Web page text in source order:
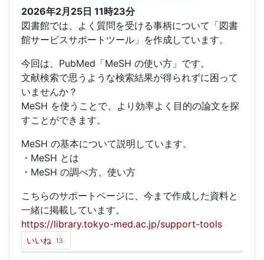
2026年2月25日 11時23分
図書館では、よく質問を受ける事柄について「図書
館サービスサポートツール」を作成しています。
今回は、PubMed「MeSH の使い方」です。
文献検索で思うような検索結果が得られずに困って
いませんか？
MeSH を使うことで、より効率よく目的の論文を探
すことができます。
MeSH の基本について説明しています。
・MeSH とは
・MeSH の調べ方、使い方
こちらのサポートページに、今まで作成した資料と
一緒に掲載しています。
https://library.tokyo-med.ac.jp/support-tools
いいね 13